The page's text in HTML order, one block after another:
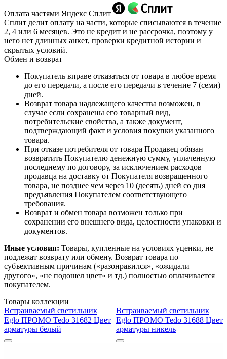
Оплата частями Яндекс Сплит
Сплит делит оплату на части, которые списываются в течение
2, 4 или 6 месяцев. Это не кредит и не рассрочка, поэтому у
него нет длинных анкет, проверки кредитной истории и
скрытых условий.
Обмен и возврат
Покупатель вправе отказаться от товара в любое время
до его передачи, а после его передачи в течение 7 (семи)
дней.
Возврат товара надлежащего качества возможен, в
случае если сохранены его товарный вид,
потребительские свойства, а также документ,
подтверждающий факт и условия покупки указанного
товара.
При отказе потребителя от товара Продавец обязан
возвратить Покупателю денежную сумму, уплаченную
последнему по договору, за исключением расходов
продавца на доставку от Покупателя возвращенного
товара, не позднее чем через 10 (десять) дней со дня
предъявления Покупателем соответствующего
требования.
Возврат и обмен товара возможен только при
сохранении его внешнего вида, целостности упаковки и
документов.
Иные условия: Товары, купленные на условиях уценки, не
подлежат возврату или обмену. Возврат товара по
субъективным причинам («разонравился», «ожидали
другого», «не подошел цвет» и тд.) полностью оплачивается
покупателем.
Товары коллекции
Встраиваемый светильник
Eglo ПРОМО Tedo 31682 Цвет
арматуры белый
Встраиваемый светильник
Eglo ПРОМО Tedo 31688 Цвет
арматуры никель